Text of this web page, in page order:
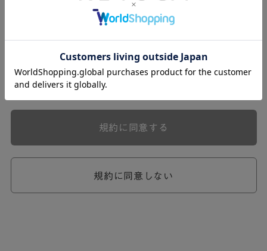
式会社ケユカ事業部（以下「弊社」といいます。）が提供
する一連のサービスに関し、弊社が次条の定めに従い入会
本規約は、会員と弊社との間のサービスの利用に関わる一
切の関係に適用されるものとします。
弊社が一連のサービスを提供するにあたり、本規約のほ
ら個別規定はその名称のいかんに関わらず、本規約の一部
めが優先されるものとします。
規約に同意しない
規約に同意する